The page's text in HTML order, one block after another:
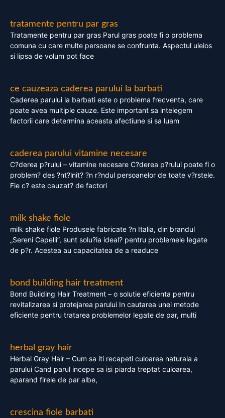
tratamente pentru par gras
Tratamente pentru par gras Parul gras poate fi o problema
comuna cu care multe persoane se confrunta. Aspectul uleios
si lipsa de volum pot face
ce cauzeaza caderea parului la barbati
Caderea parului la barbati este o problema frecventa, care
poate avea multiple cauze. Este important sa intelegem
factorii care determina aceasta afectiune si sa luam
caderea parului vitamine necesare
C?derea p?rului – vitamine necesare C?derea p?rului poate fi o
problem? des ?nt?lnit? ?n r?ndul persoanelor de toate v?rstele.
Fie c? este cauzat? de factori
milk shake fiole
milk shake fiole Produsele fabricate ?n Italia, din brandul
„Sereni Capelli”, sunt solu?ia ideal? pentru problemele legate
de p?r. Acestea au capacitatea de a readuce
bond building hair treatment
Bond Building Hair Treatment – o solutie eficienta pentru
revitalizarea si protejarea parului In cautarea unei metode
eficiente pentru tratarea problemelor legate de par, multi
herbal gray hair
Herbal Gray Hair – Cum sa iti recapeti culoarea naturala a
parului Cand parul incepe sa isi piarda treptat culoarea,
aparand firele de par albe,
crescina fiole barbati